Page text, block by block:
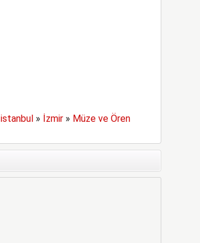
istanbul» İzmir» Müze ve Ören